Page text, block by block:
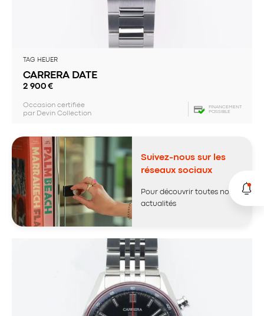
TAG HEUER
CARRERA DATE
2 900 €
Occasion certifiée
par Devin Collection
FINANCEMENT
POSSIBLE
Suivez-nous sur les
réseaux sociaux
Pour découvrir toutes nos
actualités